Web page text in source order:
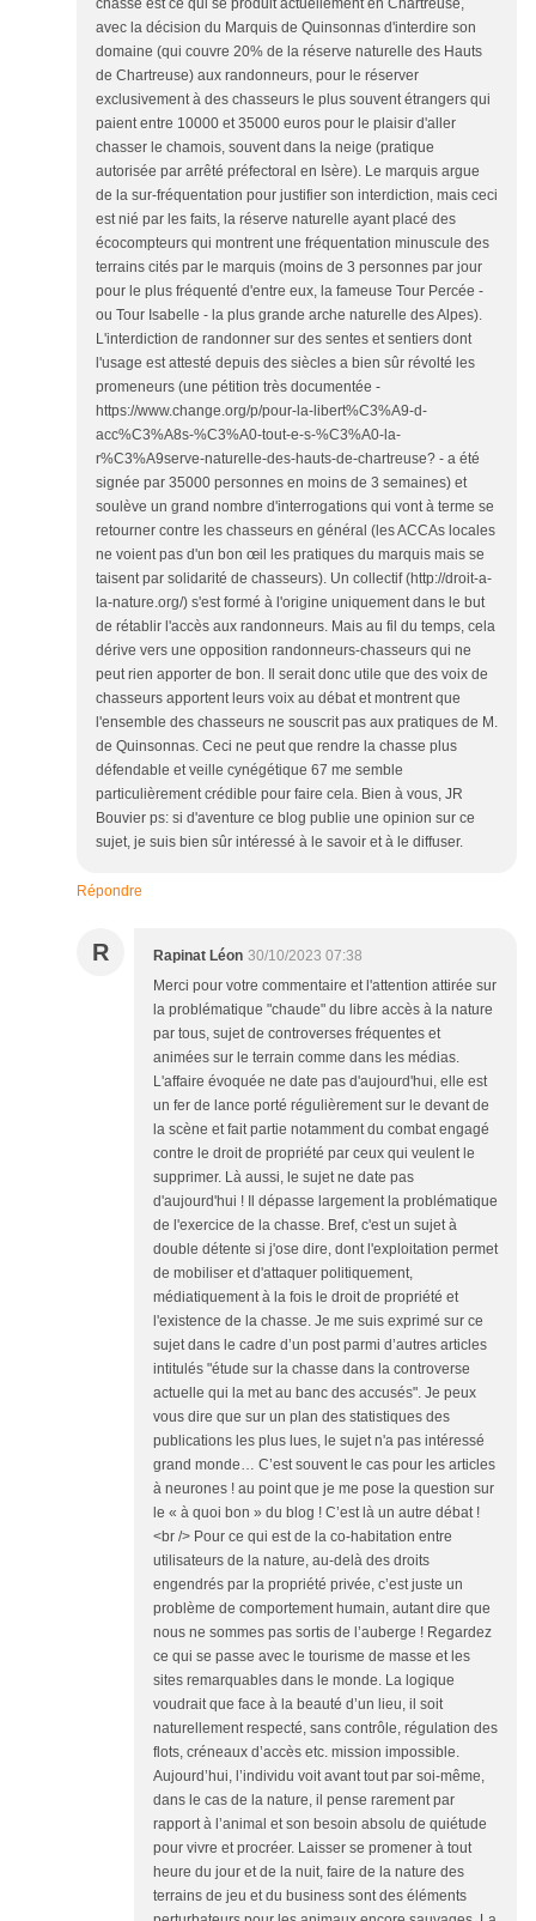
chasse est ce qui se produit actuellement en Chartreuse,
avec la décision du Marquis de Quinsonnas d'interdire son
domaine (qui couvre 20% de la réserve naturelle des Hauts
de Chartreuse) aux randonneurs, pour le réserver
exclusivement à des chasseurs le plus souvent étrangers qui
paient entre 10000 et 35000 euros pour le plaisir d'aller
chasser le chamois, souvent dans la neige (pratique
autorisée par arrêté préfectoral en Isère). Le marquis argue
de la sur-fréquentation pour justifier son interdiction, mais ceci
est nié par les faits, la réserve naturelle ayant placé des
écocompteurs qui montrent une fréquentation minuscule des
terrains cités par le marquis (moins de 3 personnes par jour
pour le plus fréquenté d'entre eux, la fameuse Tour Percée -
ou Tour Isabelle - la plus grande arche naturelle des Alpes).
L'interdiction de randonner sur des sentes et sentiers dont
l'usage est attesté depuis des siècles a bien sûr révolté les
promeneurs (une pétition très documentée -
https://www.change.org/p/pour-la-libert%C3%A9-d-
acc%C3%A8s-%C3%A0-tout-e-s-%C3%A0-la-
r%C3%A9serve-naturelle-des-hauts-de-chartreuse? - a été
signée par 35000 personnes en moins de 3 semaines) et
soulève un grand nombre d'interrogations qui vont à terme se
retourner contre les chasseurs en général (les ACCAs locales
ne voient pas d'un bon œil les pratiques du marquis mais se
taisent par solidarité de chasseurs). Un collectif (http://droit-a-
la-nature.org/) s'est formé à l'origine uniquement dans le but
de rétablir l'accès aux randonneurs. Mais au fil du temps, cela
dérive vers une opposition randonneurs-chasseurs qui ne
peut rien apporter de bon. Il serait donc utile que des voix de
chasseurs apportent leurs voix au débat et montrent que
l'ensemble des chasseurs ne souscrit pas aux pratiques de M.
de Quinsonnas. Ceci ne peut que rendre la chasse plus
défendable et veille cynégétique 67 me semble
particulièrement crédible pour faire cela. Bien à vous, JR
Bouvier ps: si d'aventure ce blog publie une opinion sur ce
sujet, je suis bien sûr intéressé à le savoir et à le diffuser.
Répondre
R Rapinat Léon 30/10/2023 07:38
Merci pour votre commentaire et l'attention attirée sur
la problématique "chaude" du libre accès à la nature
par tous, sujet de controverses fréquentes et
animées sur le terrain comme dans les médias.
L'affaire évoquée ne date pas d'aujourd'hui, elle est
un fer de lance porté régulièrement sur le devant de
la scène et fait partie notamment du combat engagé
contre le droit de propriété par ceux qui veulent le
supprimer. Là aussi, le sujet ne date pas
d'aujourd'hui ! Il dépasse largement la problématique
de l'exercice de la chasse. Bref, c'est un sujet à
double détente si j'ose dire, dont l'exploitation permet
de mobiliser et d'attaquer politiquement,
médiatiquement à la fois le droit de propriété et
l'existence de la chasse. Je me suis exprimé sur ce
sujet dans le cadre d’un post parmi d’autres articles
intitulés "étude sur la chasse dans la controverse
actuelle qui la met au banc des accusés". Je peux
vous dire que sur un plan des statistiques des
publications les plus lues, le sujet n'a pas intéressé
grand monde… C’est souvent le cas pour les articles
à neurones ! au point que je me pose la question sur
le « à quoi bon » du blog ! C’est là un autre débat !
<br /> Pour ce qui est de la co-habitation entre
utilisateurs de la nature, au-delà des droits
engendrés par la propriété privée, c’est juste un
problème de comportement humain, autant dire que
nous ne sommes pas sortis de l’auberge ! Regardez
ce qui se passe avec le tourisme de masse et les
sites remarquables dans le monde. La logique
voudrait que face à la beauté d’un lieu, il soit
naturellement respecté, sans contrôle, régulation des
flots, créneaux d’accès etc. mission impossible.
Aujourd’hui, l’individu voit avant tout par soi-même,
dans le cas de la nature, il pense rarement par
rapport à l’animal et son besoin absolu de quiétude
pour vivre et procréer. Laisser se promener à tout
heure du jour et de la nuit, faire de la nature des
terrains de jeu et du business sont des éléments